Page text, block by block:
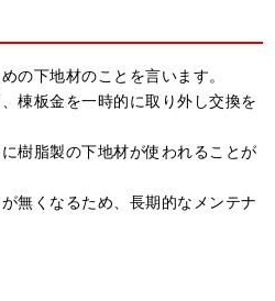
の下地材のことを言います。
棟板金を一時的に取り外し交換を
樹脂製の下地材が使われることが
無くなるため、長期的なメンテナ